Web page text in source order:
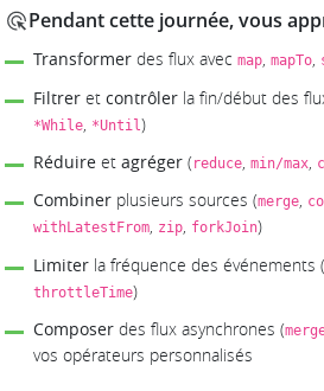
Pendant cette journée, vous
Transformer des flux avecmap,mapTo,
Filtrer etcontrôler la fin/début des
*While *Until)
Réduire etagréger (reduce,min/max,
Combiner plusieurs sources (merge,
withLatestFrom, zip, forkJoin)
Limiter la fréquence des événements
throttleTime)
Composer des flux asynchrones (
vos opérateurs personnalisés